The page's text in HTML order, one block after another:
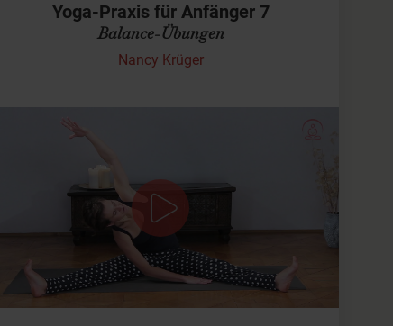
Yoga-Praxis für Anfänger 7
Balance-Übungen
Nancy Krüger
" kennengelernt. Wir werden es aber auf
neue Bereiche ausweiten und auf der Matte…